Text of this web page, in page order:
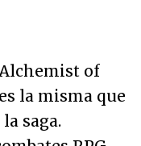
Alchemist of
la misma que
saga.